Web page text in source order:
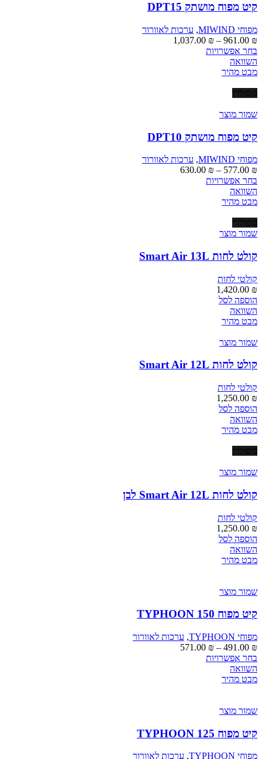
קיט מפוח מושתק DPT15
מפוחי MIWIND , ערכות לאוורור
961.00 ₪
–
1,037.00 ₪
בחר אפשרויות
האפשרויות
בעמוד
המוצר
השוואה
מבט מהיר
פופולרי
שמור מוצר
קיט מפוח מושתק DPT10
מפוחי MIWIND , ערכות לאוורור
577.00 ₪
–
630.00 ₪
טווח
בחר אפשרויות
את
האפשרויות
השוואה
מבט מהיר
פופולרי
שמור מוצר
קולט לחות Smart Air 13L
קולטי לחות
1,420.00 ₪
הוספה לסל
השוואה
מבט מהיר
שמור מוצר
קולט לחות Smart Air 12L
קולטי לחות
1,250.00 ₪
הוספה לסל
השוואה
מבט מהיר
פופולרי
שמור מוצר
קולט לחות Smart Air 12L לבן
קולטי לחות
1,250.00 ₪
הוספה לסל
השוואה
מבט מהיר
שמור מוצר
קיט מפוח TYPHOON 150
מפוחי TYPHOON , ערכות לאוורור
491.00 ₪
–
571.00 ₪
בחר אפשרויות
את
האפשרויות
בעמוד
השוואה
מבט מהיר
שמור מוצר
קיט מפוח TYPHOON 125
מפוחי TYPHOON , ערכות לאוורור